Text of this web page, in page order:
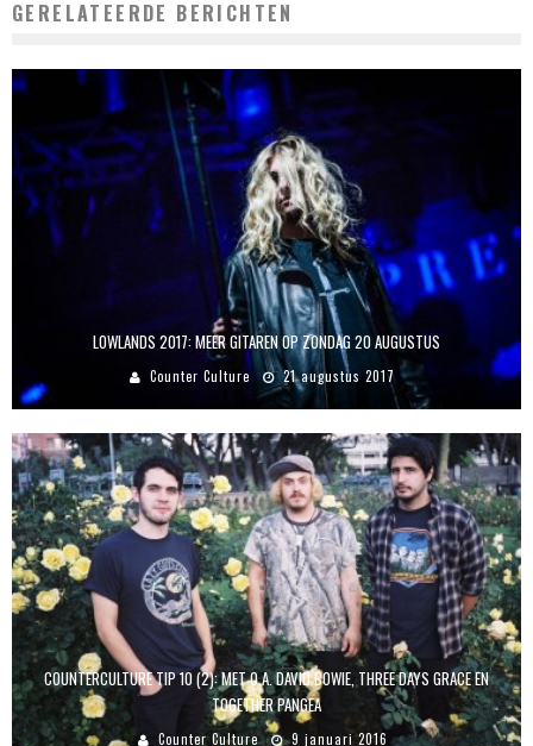
GERELATEERDE BERICHTEN
LOWLANDS 2017: MEER GITAREN OP ZONDAG 20 AUGUSTUS
Counter Culture 21 augustus 2017
COUNTERCULTURE TIP 10 (2): MET O.A. DAVID BOWIE, THREE DAYS GRACE EN
TOGETHER PANGEA
Counter Culture 9 januari 2016